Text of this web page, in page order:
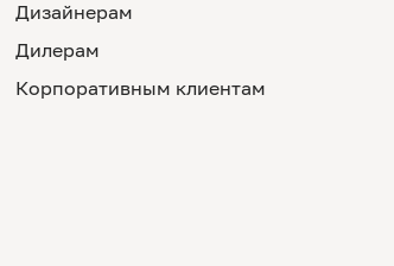
Дизайнерам
Дилерам
Корпоративным клиентам